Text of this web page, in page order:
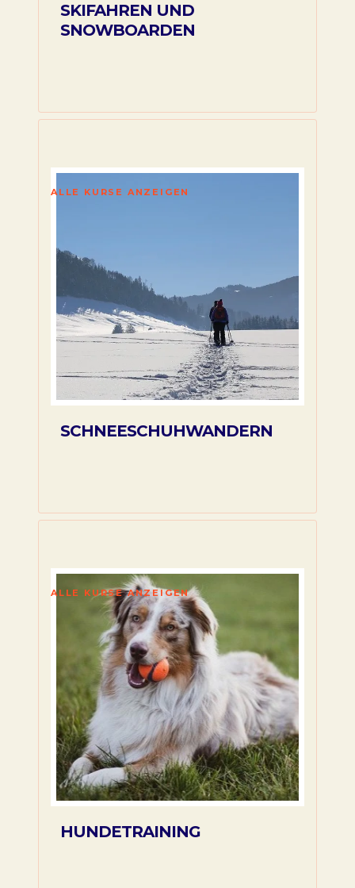
SKIFAHREN UND
SNOWBOARDEN
SCHNEESCHUHWANDERN
ALLE KURSE ANZEIGEN
HUNDETRAINING
ALLE KURSE ANZEIGEN